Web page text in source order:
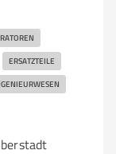
ERSATZTEILE